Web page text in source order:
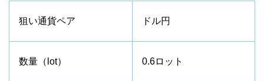
狙い通貨ペア ドル円
数量（lot） 0.6ロット